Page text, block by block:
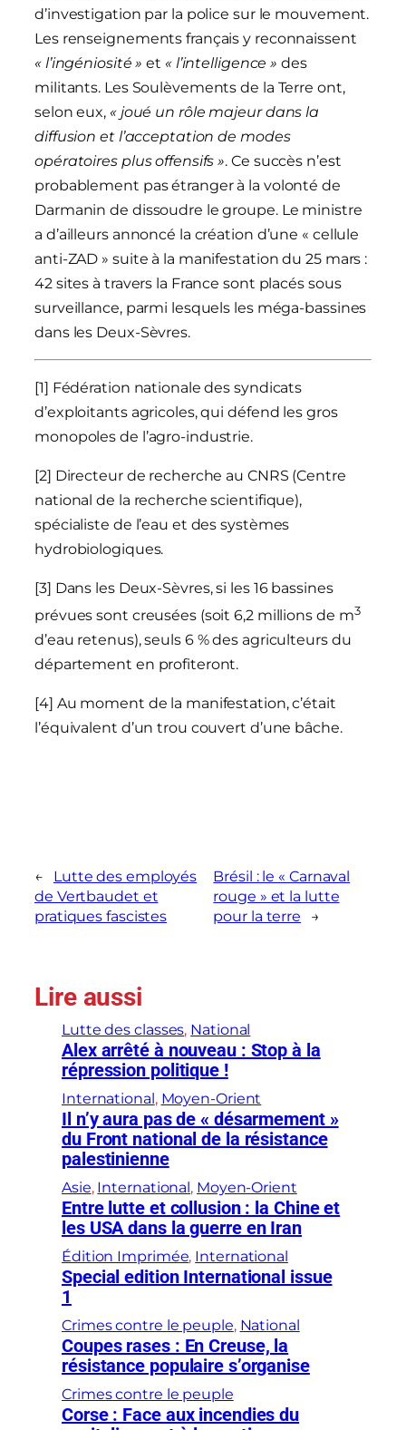
d’investigation par la police sur le mouvement.
Les renseignements français y reconnaissent
« l’ingéniosité » et « l’intelligence »des
militants. Les Soulèvements de la Terre ont,
selon eux, « joué un rôle majeur dans la
diffusion et l’acceptation de modes
opératoires plus offensifs ». Ce succès n’est
probablement pas étranger à la volonté de
Darmanin de dissoudre le groupe. Le ministre
a d’ailleurs annoncé la création d’une « cellule
anti-ZAD » suite à la manifestation du 25 mars :
42 sites à travers la France sont placés sous
surveillance, parmi lesquels les méga-bassines
dans les Deux-Sèvres.
[1] Fédération nationale des syndicats
d’exploitants agricoles, qui défend les gros
monopoles de l’agro-industrie.
[2] Directeur de recherche au CNRS (Centre
national de la recherche scientifique),
spécialiste de l’eau et des systèmes
hydrobiologiques.
[3] Dans les Deux-Sèvres, si les 16 bassines
prévues sont creusées (soit 6,2 millions de m3
d’eau retenus), seuls 6 % des agriculteurs du
département en profiteront.
[4] Au moment de la manifestation, c’était
l’équivalent d’un trou couvert d’une bâche.
←
Lutte des employés
de Vertbaudet et
pratiques fascistes
Brésil : le « Carnaval
rouge » et la lutte
pour la terre
→
Lire aussi
Lutte des classes, National
Alex arrêté à nouveau : Stop à la
répression politique !
International, Moyen-Orient
Il n’y aura pas de « désarmement »
du Front national de la résistance
palestinienne
Asie, International, Moyen-Orient
Entre lutte et collusion : la Chine et
les USA dans la guerre en Iran
Édition Imprimée, International
Special edition International issue
1
Crimes contre le peuple, National
Coupes rases : En Creuse, la
résistance populaire s’organise
Crimes contre le peuple
Corse : Face aux incendies du